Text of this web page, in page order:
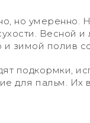
но умеренно.
Весной и
и зимой полив
подкормки,
для пальм. Их